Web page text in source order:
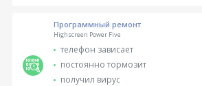
Программный ремонт
Highscreen Power Five
телефон зависает
постоянно тормозит
получил вирус